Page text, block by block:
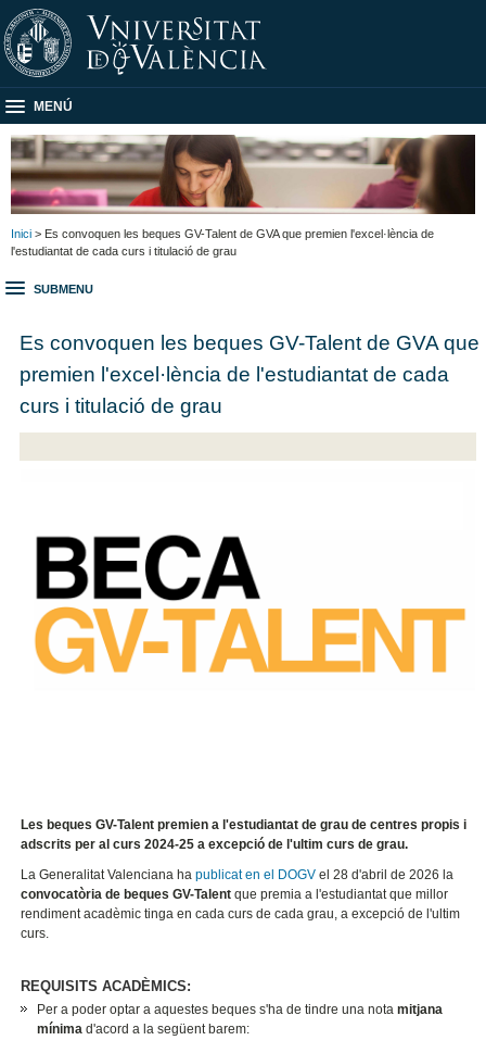
MENÚ
Inici > Es convoquen les beques GV-Talent de GVA que premien l'excel·lència de
l'estudiantat de cada curs i titulació de grau
SUBMENU
Es convoquen les beques GV-Talent de GVA que
premien l'excel·lència de l'estudiantat de cada
curs i titulació de grau
Les beques GV-Talent premien a l'estudiantat de grau de centres propis i
adscrits per al curs 2024-25 a excepció de l'ultim curs de grau.
La Generalitat Valenciana hapublicat en el DOGV el 28 d'abril de 2026 la
convocatòria de beques GV-Talent que premia a l'estudiantat que millor
rendiment acadèmic tinga en cada curs de cada grau, a excepció de l'ultim
curs.
REQUISITS ACADÈMICS:
Per a poder optar a aquestes beques s'ha de tindre una notamitjana
mínima d'acord a la següent barem: